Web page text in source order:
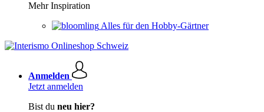
Mehr Inspiration
Alles für den Hobby-Gärtner
Anmelden
Jetzt anmelden
Bist du neu hier?